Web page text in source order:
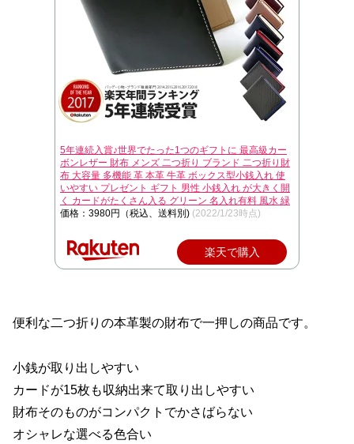
5年連続入賞♪世界でたった1つのギフトに 最高級カー
ボンレザー 財布 メンズ 二つ折り ブランド 二つ折り財
布 大容量 多機能 革 本革 牛革 ボックス型小銭入れ 使
いやすい プレゼント ギフト 男性 小銭入れ が大きく開
く カードがたくさん入る グリーン 名入れ有料 風水 緑
価格：3980円（税込、送料別) (2022/1/23時点)
楽天で購入
便利な二つ折りの本革製の財布で一押しの商品です。
小銭が取り出しやすい
カードが15枚も収納出来て取り出しやすい
財布そのものがコンパクトでかさばらない
オシャレな選べる色合い